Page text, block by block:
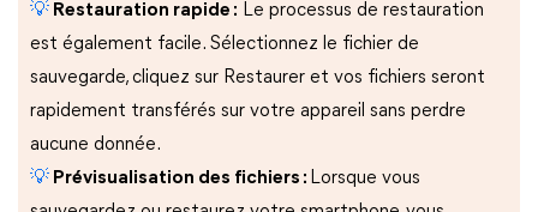
💡 Restauration rapide : Le processus de restauration
est également facile. Sélectionnez le fichier de
sauvegarde, cliquez sur Restaurer et vos fichiers seront
rapidement transférés sur votre appareil sans perdre
aucune donnée.
💡 Prévisualisation des fichiers : Lorsque vous